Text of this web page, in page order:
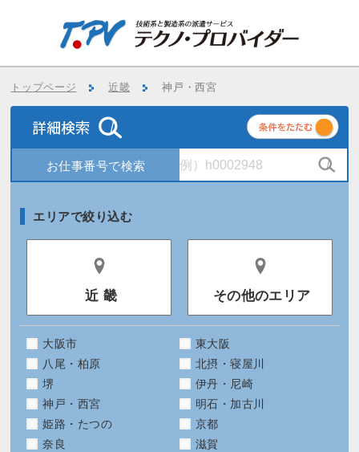
トップページ 近畿 神戸・西宮
条
件
エリアで絞り込む
近 畿 その他のエリア
大阪市
東大阪
八尾・柏原
北摂・寝屋川
堺
伊丹・尼崎
神戸・西宮
明石・加古川
姫路・たつの
京都
奈良
滋賀